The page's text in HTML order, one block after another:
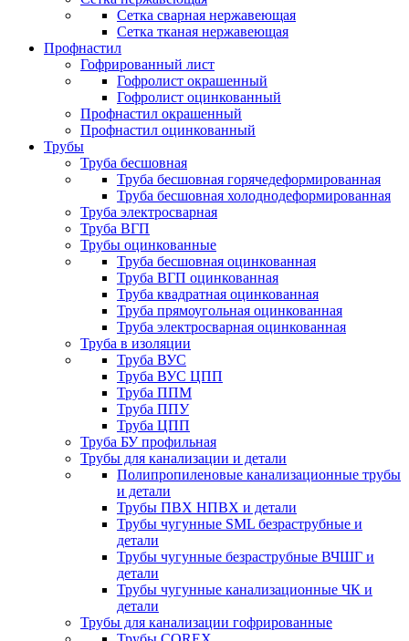
Сетка сварная нержавеющая
Сетка тканая нержавеющая
Профнастил
Гофрированный лист
Гофролист окрашенный
Гофролист оцинкованный
Профнастил окрашенный
Профнастил оцинкованный
Трубы
Труба бесшовная
Труба бесшовная горячедеформированная
Труба бесшовная холоднодеформированная
Труба электросварная
Труба ВГП
Трубы оцинкованные
Труба бесшовная оцинкованная
Труба ВГП оцинкованная
Труба квадратная оцинкованная
Труба прямоугольная оцинкованная
Труба электросварная оцинкованная
Труба в изоляции
Труба ВУС
Труба ВУС ЦПП
Труба ППМ
Труба ППУ
Труба ЦПП
Труба БУ профильная
Трубы для канализации и детали
Полипропиленовые канализационные трубы
и детали
Трубы ПВХ НПВХ и детали
Трубы чугунные SML безраструбные и
детали
Трубы чугунные безраструбные ВЧШГ и
детали
Трубы чугунные канализационные ЧК и
детали
Трубы для канализации гофрированные